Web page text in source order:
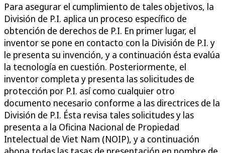
Para asegurar el cumplimiento de tales objetivos, la
División de P.I. aplica un proceso específico de
obtención de derechos de P.I. En primer lugar, el
inventor se pone en contacto con la División de P.I. y
le presenta su invención, y a continuación ésta evalúa
la tecnología en cuestión. Posteriormente, el
inventor completa y presenta las solicitudes de
protección por P.I. así como cualquier otro
documento necesario conforme a las directrices de la
División de P.I. Ésta revisa tales solicitudes y las
presenta a la Oficina Nacional de Propiedad
Intelectual de Viet Nam (NOIP), y a continuación